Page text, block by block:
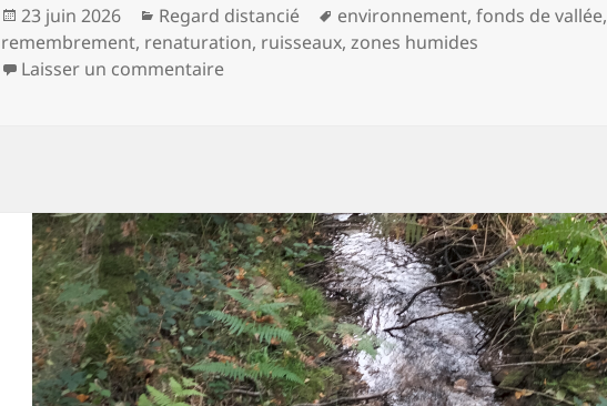
Publié
le
23 juin 2026 Catégories
Regard distancié
Mots-
clés
environnement,fonds de vallée,
remembrement, renaturation, ruisseaux,zones humides
Laisser un commentairesur La fontaine au creux du vallon